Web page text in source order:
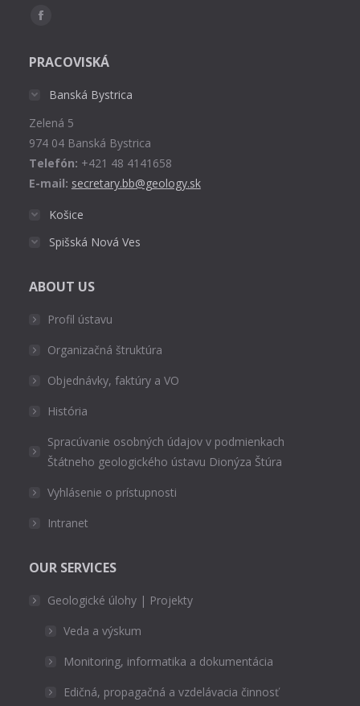
Find us on:
Facebook
opens
window
PRACOVISKÁ
Banská Bystrica
Zelená 5
974 04 Banská Bystrica
Telefón: +421 48 4141658
E-mail: secretary.bb@geology.sk
Košice
Spišská Nová Ves
ABOUT US
Profil ústavu
Organizačná štruktúra
Objednávky, faktúry a VO
História
Spracúvanie osobných údajov v podmienkach
Štátneho geologického ústavu Dionýza Štúra
Vyhlásenie o prístupnosti
Intranet
OUR SERVICES
Geologické úlohy | Projekty
Veda a výskum
Monitoring, informatika a dokumentácia
Edičná, propagačná a vzdelávacia činnosť